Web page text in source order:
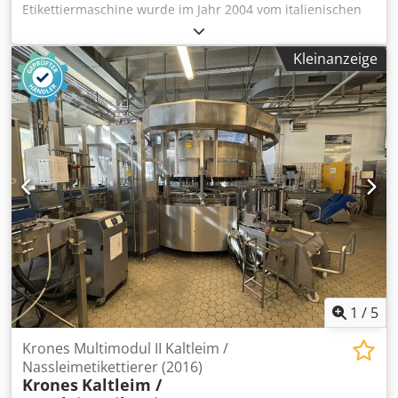
Etikettiermaschine wurde im Jahr 2004 vom italienischen
Hersteller KOSME gebaut. Die Maschine ist in einem guten
Zustand, bereits fachgerecht demontiert und eingelagert.
Zwei Kaltleimstationen. Ein Etikett, ein Halsetikett, ein
Gegenetikett + eine Klebestation. Die Etikettiermaschine
arbeitet im Gegenuhrzeigersinn Technische Daten -
Leistung: Djdpfxov Df I Ns Aarock - 6.000 Flaschen pro
Stunde - Etikettierstationen: - 2 Kaltleim - 1 selbstklebend
Kleinanzeige
1 / 5
Krones Multimodul II Kaltleim /
Nassleimetikettierer (2016)
Krones Kaltleim /